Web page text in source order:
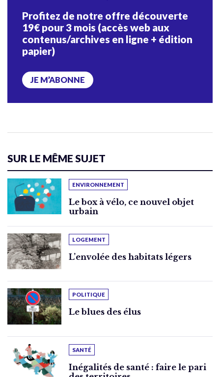
Profitez de notre offre découverte
19€ pour 3 mois (accès web aux
contenus/archives en ligne + édition
papier)
JE M’ABONNE
SUR LE MÊME SUJET
ENVIRONNEMENT
Le box à vélo, ce nouvel objet
urbain
LOGEMENT
L’envolée des habitats légers
POLITIQUE
Le blues des élus
SANTÉ
Inégalités de santé : faire le pari